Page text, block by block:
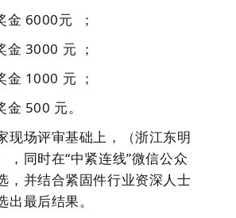
金 6000元
；
金 3000 元 ；
金 1000 元 ；
金 500 元。
现场评审基础上， （浙江东明
， 同时在“中紧连线”微信公众
，并结合紧固件行业资深人士
出最后结果。